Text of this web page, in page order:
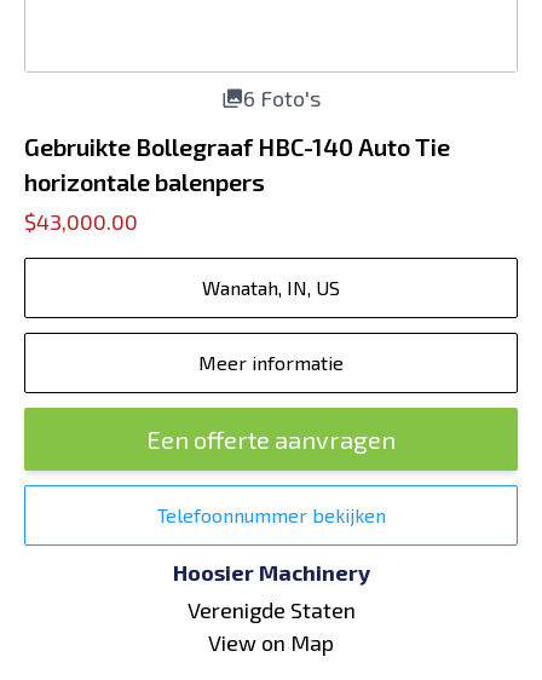
6 Foto's
Gebruikte Bollegraaf HBC-140 Auto Tie
horizontale balenpers
$43,000.00
Wanatah, IN, US
Meer informatie
Een offerte aanvragen
Telefoonnummer bekijken
Hoosier Machinery
Verenigde Staten
View on Map